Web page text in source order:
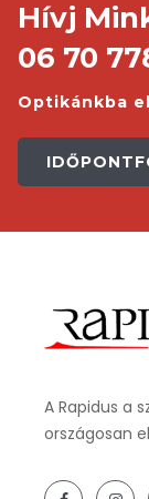
Hívj
06 70
Optikánkba
A Rapidus a
országosan